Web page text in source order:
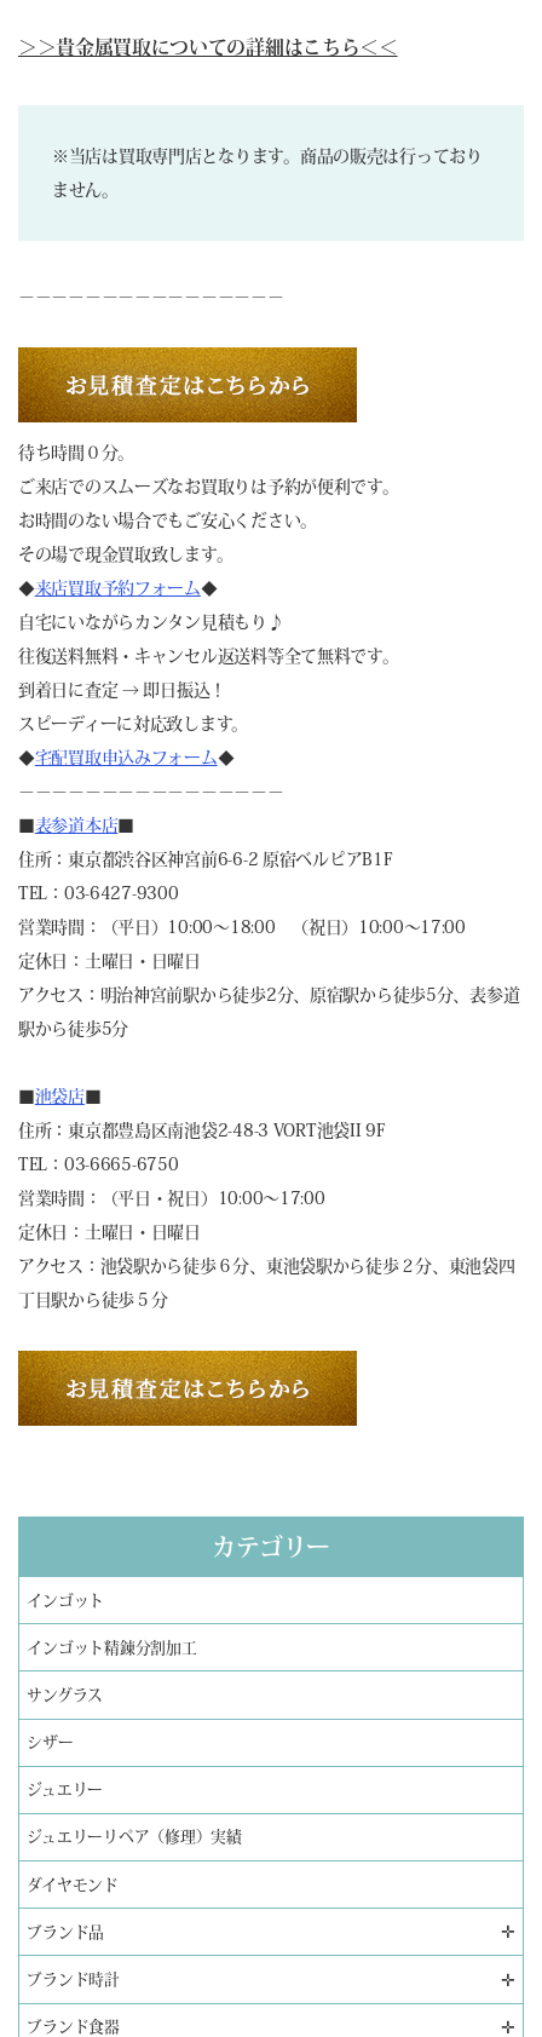
＞＞貴金属買取についての詳細はこちら＜＜
※当店は買取専門店となります。商品の販売は行っており
ません。
－－－－－－－－－－－－－－－－
待ち時間０分。
ご来店でのスムーズなお買取りは予約が便利です。
お時間のない場合でもご安心ください。
その場で現金買取致します。
◆来店買取予約フォーム◆
自宅にいながらカンタン見積もり♪
往復送料無料・キャンセル返送料等全て無料です。
到着日に査定 → 即日振込！
スピーディーに対応致します。
◆宅配買取申込みフォーム◆
－－－－－－－－－－－－－－－－
表参道本店
住所：東京都渋谷区神宮前6-6-2 原宿ベルピアB1F
TEL：03-6427-9300
営業時間：（平日）10:00～18:00 （祝日）10:00～17:00
定休日：土曜日・日曜日
アクセス：明治神宮前駅から徒歩2分、原宿駅から徒歩5分、表参道
駅から徒歩5分
池袋店
住所：東京都豊島区南池袋2-48-3 VORT池袋II 9F
TEL：03-6665-6750
営業時間：（平日・祝日）10:00～17:00
定休日：土曜日・日曜日
アクセス：池袋駅から徒歩６分、東池袋駅から徒歩２分、東池袋四
丁目駅から徒歩５分
カテゴリー
インゴット
インゴット精錬分割加工
サングラス
シザー
ジュエリー
ジュエリーリペア（修理）実績
ダイヤモンド
ブランド品 ✛
ブランド時計 ✛
ブランド食器 ✛